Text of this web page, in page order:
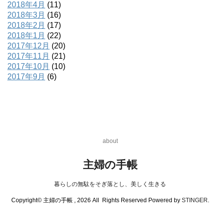
2018年4月 (11)
2018年3月 (16)
2018年2月 (17)
2018年1月 (22)
2017年12月 (20)
2017年11月 (21)
2017年10月 (10)
2017年9月 (6)
about
主婦の手帳
暮らしの無駄をそぎ落とし、美しく生きる
Copyright© 主婦の手帳 , 2026 All Rights Reserved Powered by STINGER.